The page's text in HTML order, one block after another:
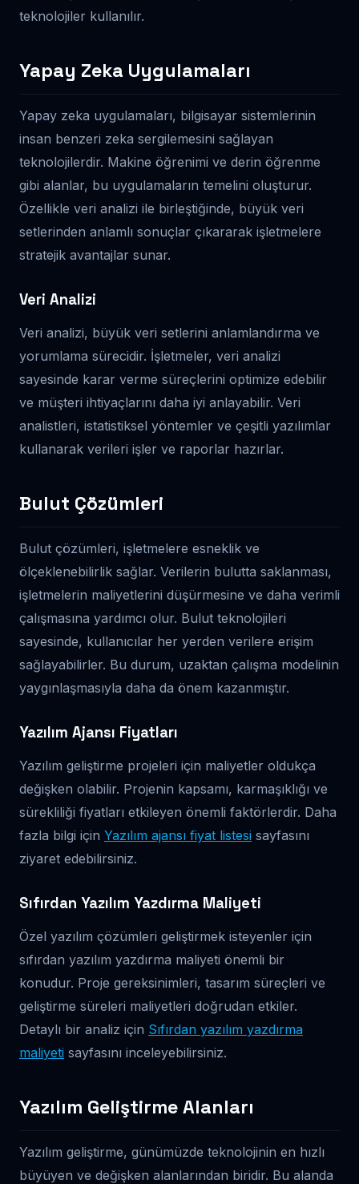
teknolojiler kullanılır.
Yapay Zeka Uygulamaları
Yapay zeka uygulamaları, bilgisayar sistemlerinin
insan benzeri zeka sergilemesini sağlayan
teknolojilerdir. Makine öğrenimi ve derin öğrenme
gibi alanlar, bu uygulamaların temelini oluşturur.
Özellikle veri analizi ile birleştiğinde, büyük veri
setlerinden anlamlı sonuçlar çıkararak işletmelere
stratejik avantajlar sunar.
Veri Analizi
Veri analizi, büyük veri setlerini anlamlandırma ve
yorumlama sürecidir. İşletmeler, veri analizi
sayesinde karar verme süreçlerini optimize edebilir
ve müşteri ihtiyaçlarını daha iyi anlayabilir. Veri
analistleri, istatistiksel yöntemler ve çeşitli yazılımlar
kullanarak verileri işler ve raporlar hazırlar.
Bulut Çözümleri
Bulut çözümleri, işletmelere esneklik ve
ölçeklenebilirlik sağlar. Verilerin bulutta saklanması,
işletmelerin maliyetlerini düşürmesine ve daha verimli
çalışmasına yardımcı olur. Bulut teknolojileri
sayesinde, kullanıcılar her yerden verilere erişim
sağlayabilirler. Bu durum, uzaktan çalışma modelinin
yaygınlaşmasıyla daha da önem kazanmıştır.
Yazılım Ajansı Fiyatları
Yazılım geliştirme projeleri için maliyetler oldukça
değişken olabilir. Projenin kapsamı, karmaşıklığı ve
sürekliliği fiyatları etkileyen önemli faktörlerdir. Daha
fazla bilgi için Yazılım ajansı fiyat listesi sayfasını
ziyaret edebilirsiniz.
Sıfırdan Yazılım Yazdırma Maliyeti
Özel yazılım çözümleri geliştirmek isteyenler için
sıfırdan yazılım yazdırma maliyeti önemli bir
konudur. Proje gereksinimleri, tasarım süreçleri ve
geliştirme süreleri maliyetleri doğrudan etkiler.
Detaylı bir analiz için Sıfırdan yazılım yazdırma
maliyeti sayfasını inceleyebilirsiniz.
Yazılım Geliştirme Alanları
Yazılım geliştirme, günümüzde teknolojinin en hızlı
büyüyen ve değişken alanlarından biridir. Bu alanda